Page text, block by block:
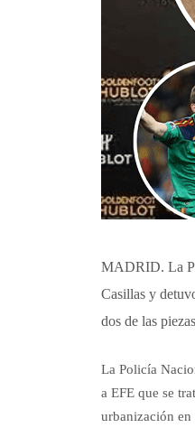
MADRID. La
Casillas y
dos de las
La Policía
a EFE que se
urbanización